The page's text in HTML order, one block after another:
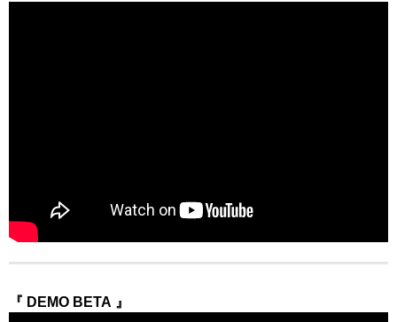
『 DEMO BETA 』